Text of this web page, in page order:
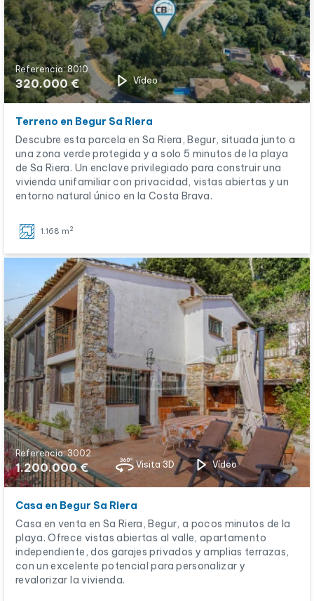
Referencia: 8010
320.000 € Vídeo
Terreno en Begur Sa Riera
Descubre esta parcela en Sa Riera, Begur, situada junto a
una zona verde protegida y a solo 5 minutos de la playa
de Sa Riera. Un enclave privilegiado para construir una
vivienda unifamiliar con privacidad, vistas abiertas y un
entorno natural único en la Costa Brava.
1.168 m 2
Referencia: 3002
1.200.000 € Visita 3D Vídeo
Casa en Begur Sa Riera
Casa en venta en Sa Riera, Begur, a pocos minutos de la
playa. Ofrece vistas abiertas al valle, apartamento
independiente, dos garajes privados y amplias terrazas,
con un excelente potencial para personalizar y
revalorizar la vivienda.